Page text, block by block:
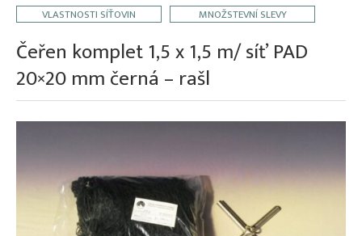
E-shop
O firmě
Kontakt
VLASTNOSTI SÍŤOVIN MNOŽSTEVNÍ SLEVY
Čeřen komplet 1,5 x 1,5 m/ síť PAD
20×20 mm černá – rašl